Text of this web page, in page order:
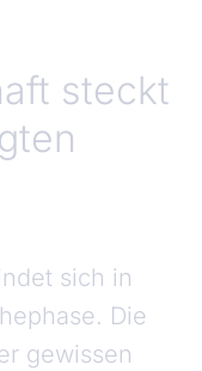
steckt
sich in
Die
gewissen